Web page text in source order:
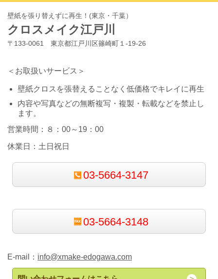
壁紙を張り替えずに再生！(東京・千葉）
クロスメイク江戸川
〒133-0061 東京都江戸川区篠崎町１-19-26
＜お取扱いサービス＞
壁紙クロスを張替えることなく低価格でキレイに再生
内容や写真などの無断複写・複製・転載などを禁止し
ます。
営業時間：８：00～19：00
休業日：土日祝日
03-5664-3147
03-5664-3148
E-mail： info@xmake-edogawa.com